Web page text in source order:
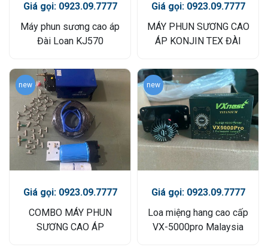
Giá gọi: 0923.09.7777
Máy phun sương cao áp
Đài Loan KJ570
Giá gọi: 0923.09.7777
MÁY PHUN SƯƠNG CAO
ÁP KONJIN TEX ĐÀI
new
Giá gọi: 0923.09.7777
COMBO MÁY PHUN
SƯƠNG CAO ÁP
new
Giá gọi: 0923.09.7777
Loa miệng hang cao cấp
VX-5000pro Malaysia